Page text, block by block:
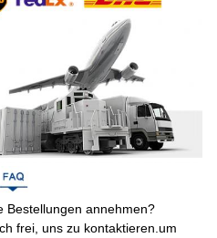
Bestellungen annehmen?
frei, uns zu kontaktieren.um